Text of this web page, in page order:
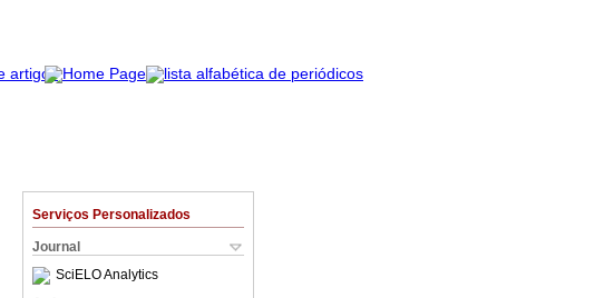
Serviços Personalizados
Journal
SciELO Analytics